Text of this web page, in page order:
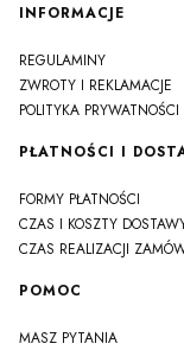
INFORMACJE
REGULAMINY
ZWROTY I REKLAMACJE
POLITYKA PRYWATNOŚCI
PŁATNOŚCI I
FORMY PŁATNOŚCI
CZAS I KOSZTY
CZAS REALIZACJI
POMOC
MASZ PYTANIA